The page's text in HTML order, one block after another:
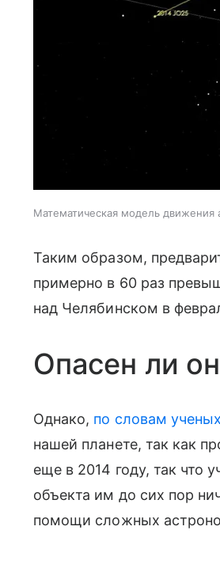
Математическая модель движения
Таким образом,
примерно в 60 раз
над Челябинском в
Опасен ли
Однако, по словам
нашей планете, так как
еще в 2014 году, так что
объекта им до сих пор
помощи сложных